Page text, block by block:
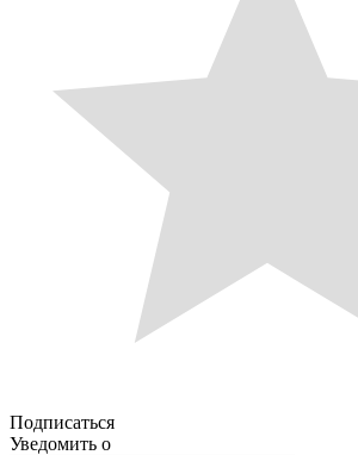
Подписаться
Уведомить о